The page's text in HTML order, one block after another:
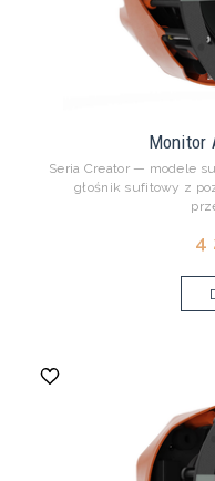
Monitor
Seria Creator — modele
głośnik sufitowy z
4